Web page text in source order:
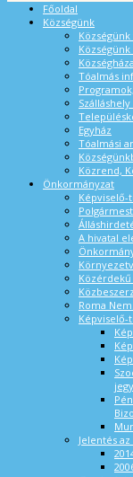
Főoldal
Községünk
Tóalmás
Egyház
Tóalmási
Közrend,
Önkormányzat
Képviselő-
A hivatal
Roma
Jelentés